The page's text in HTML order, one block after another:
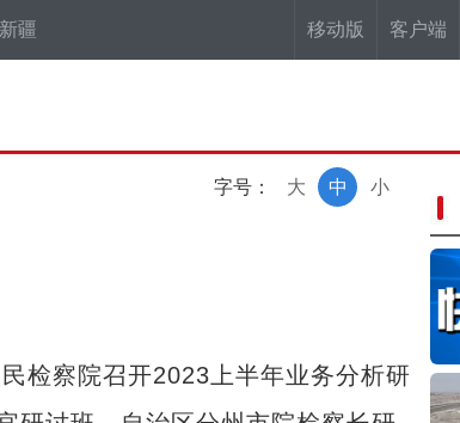
移动版 客户端
疆
字号： 小
中
大
察院召开2023上半年业务分析研